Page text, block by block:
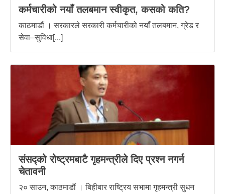
कर्मचारीको नयाँ तलबमान स्वीकृत, कसको कति?
काठमाडौं । सरकारले सरकारी कर्मचारीको नयाँ तलबमान, ग्रेड र
सेवा–सुविधा[...]
संसद्को रोष्ट्रमबाटै गृहमन्त्रीले दिए प्रश्न नगर्न
चेतावनी
२० साउन, काठमाडौं । बिहीबार राष्ट्रिय सभामा गृहमन्त्री सुधन